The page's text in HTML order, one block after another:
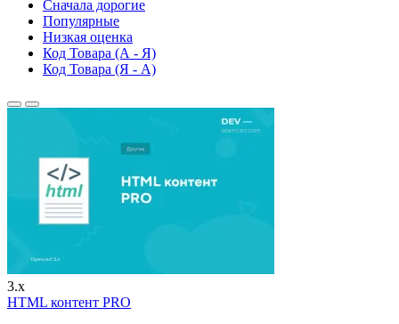
Сначала дорогие
Популярные
Низкая оценка
Код Товара (А - Я)
Код Товара (Я - А)
3.x
HTML контент PRO